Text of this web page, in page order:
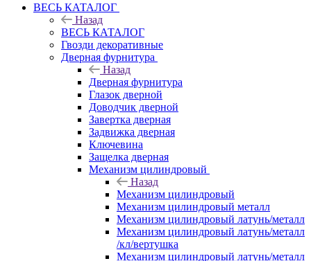
ВЕСЬ КАТАЛОГ
Назад
ВЕСЬ КАТАЛОГ
Гвозди декоративные
Дверная фурнитура
Назад
Дверная фурнитура
Глазок дверной
Доводчик дверной
Завертка дверная
Задвижка дверная
Ключевина
Защелка дверная
Механизм цилиндровый
Назад
Механизм цилиндровый
Механизм цилиндровый металл
Механизм цилиндровый латунь/металл
Механизм цилиндровый латунь/металл
/кл/вертушка
Механизм цилиндровый латунь/металл